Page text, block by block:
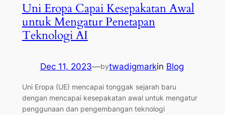
Uni Eropa Capai Kesepakatan Awal
untuk Mengatur Penetapan
Teknologi AI
Dec 11, 2023—bytwadigmarkin Blog
Uni Eropa (UE) mencapai tonggak sejarah baru
dengan mencapai kesepakatan awal untuk mengatur
penggunaan dan pengembangan teknologi